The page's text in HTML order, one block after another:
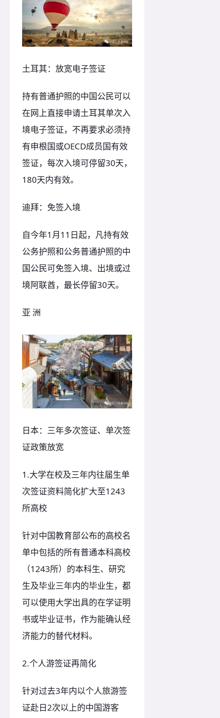
土耳其：放宽电子签证
持有普通护照的中国公民可以
在网上直接申请土耳其单次入
境电子签证，不再要求必须持
有申根国或OECD成员国有效
签证，每次入境可停留30天，
180天内有效。
迪拜：免签入境
自今年1月11日起，凡持有效
公务护照和公务普通护照的中
国公民可免签入境、出境或过
境阿联酋，最长停留30天。
亚 洲
日本：三年多次签证、单次签
证政策放宽
1.大学在校及三年内往届生单
次签证资料简化扩大至1243
所高校
针对中国教育部公布的高校名
单中包括的所有普通本科高校
（1243所）的本科生、研究
生及毕业三年内的毕业生，都
可以使用大学出具的在学证明
书或毕业证书，作为能确认经
济能力的替代材料。
2.个人游签证再简化
针对过去3年内以个人旅游签
证赴日2次以上的中国游客